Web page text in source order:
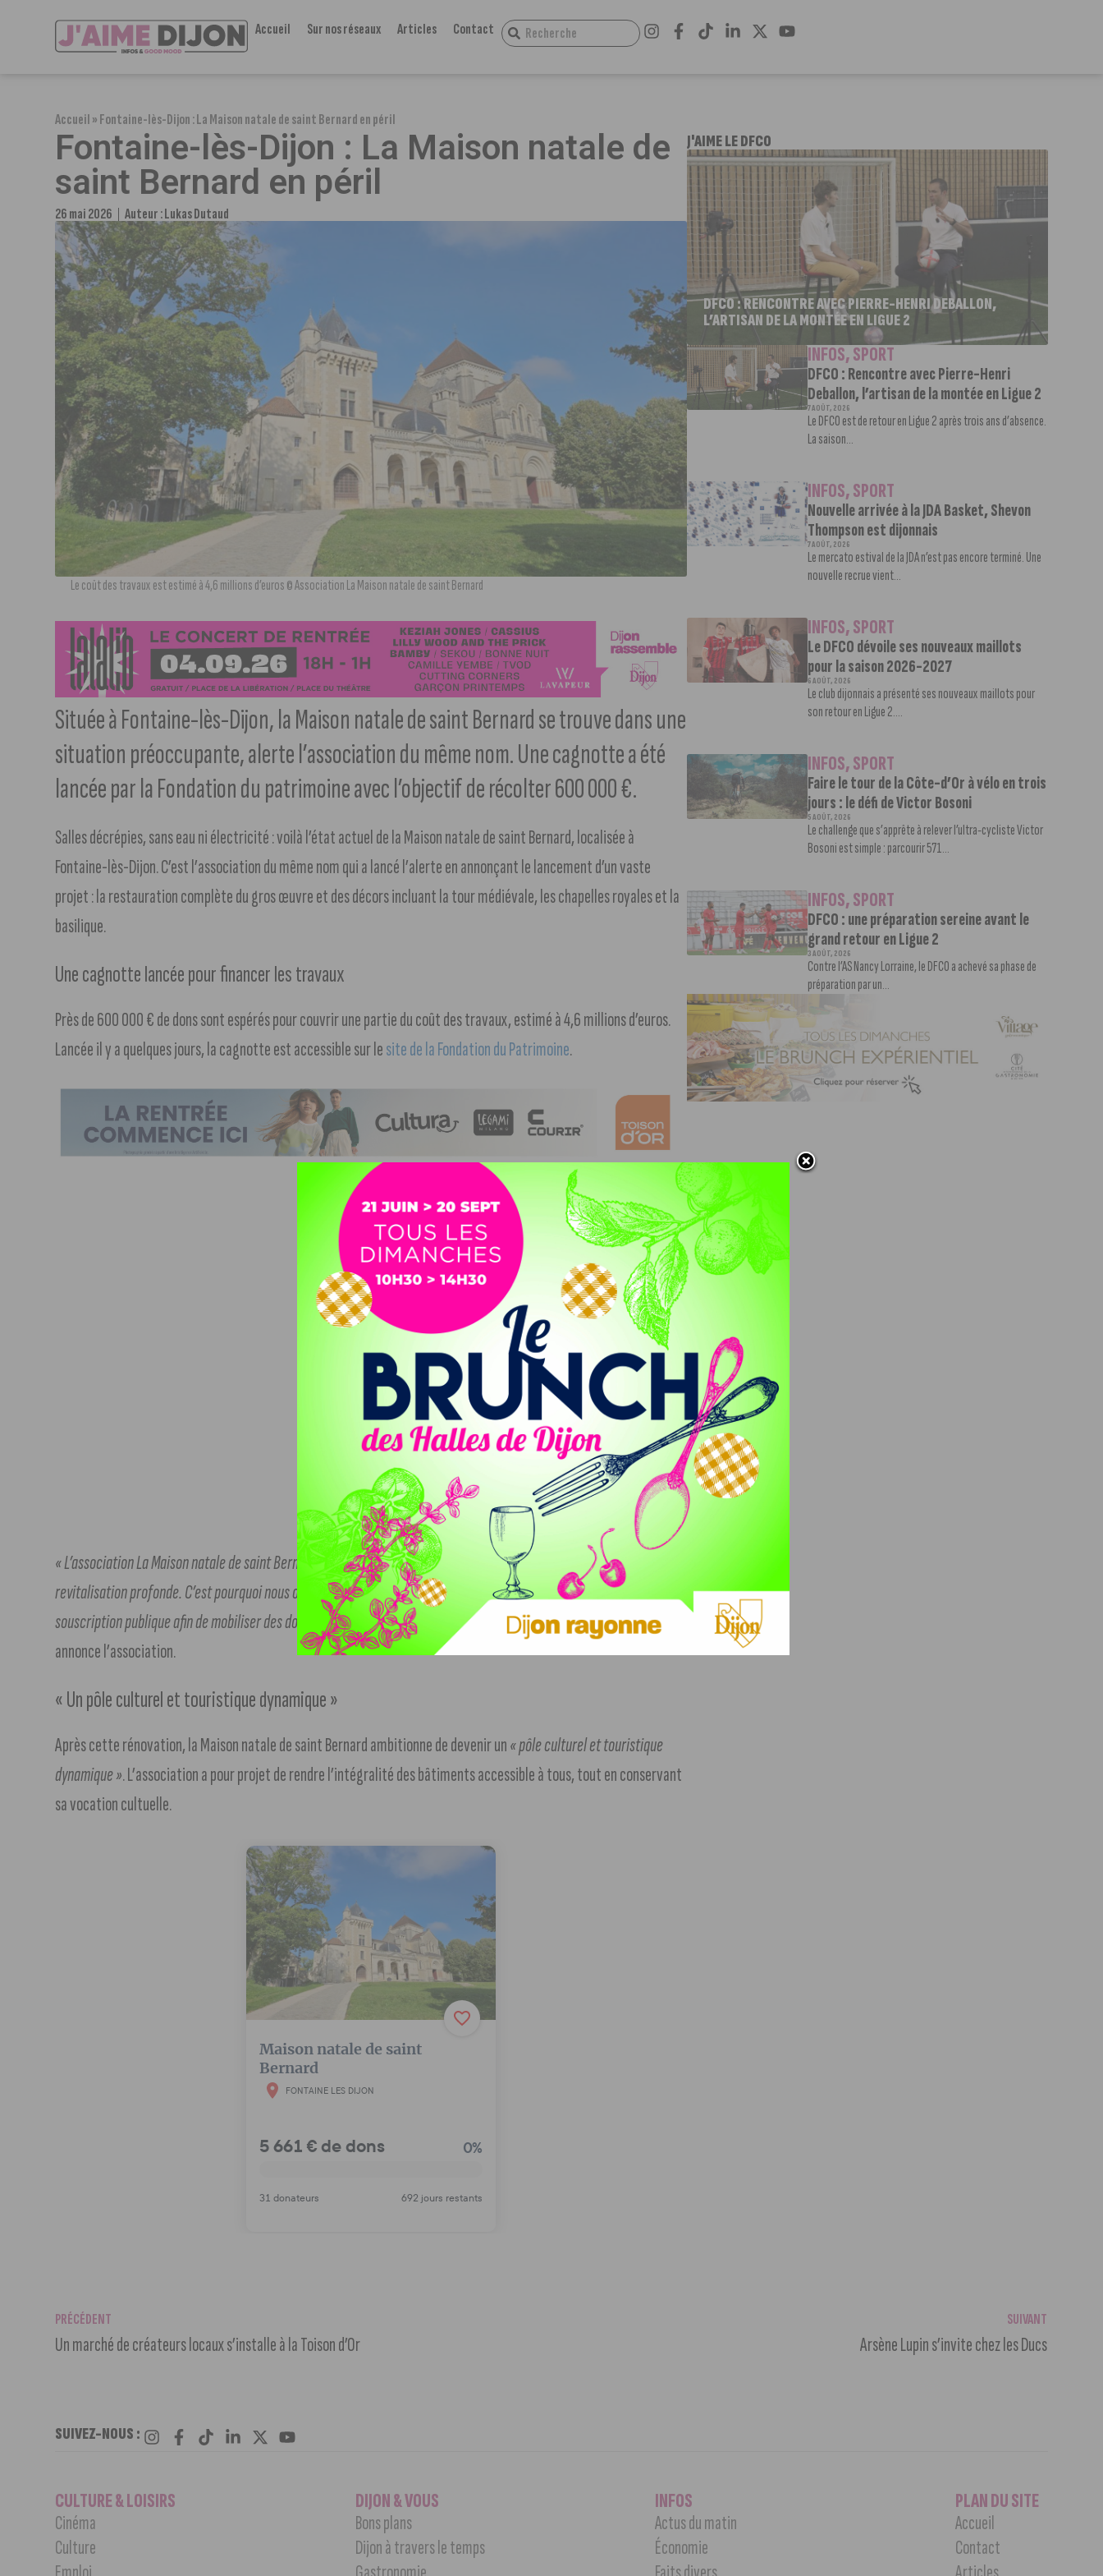
Accueil Sur nos réseaux Articles Contact
Accueil»Fontaine-lès-Dijon : La Maison natale de saint Bernard en péril
Fontaine-lès-Dijon : La Maison natale de
saint Bernard en péril
26 mai 2026 Auteur :Lukas Dutaud
Le coût des travaux est estimé à 4,6 millions d’euros © Association La Maison natale de saint Bernard
Située à Fontaine-lès-Dijon, la Maison natale de saint Bernard se trouve dans une
situation préoccupante, alerte l’association du même nom. Une cagnotte a été
lancée par la Fondation du patrimoine avec l’objectif de récolter 600 000 €.
Salles décrépies, sans eau ni électricité : voilà l’état actuel de la Maison natale de saint Bernard, localisée à
Fontaine-lès-Dijon. C’est l’association du même nom qui a lancé l’alerte en annonçant le lancement d’un vaste
projet : la restauration complète du gros œuvre et des décors incluant la tour médiévale, les chapelles royales et la
basilique.
Une cagnotte lancée pour financer les travaux
Près de 600 000 € de dons sont espérés pour couvrir une partie du coût des travaux, estimé à 4,6 millions d’euros.
Lancée il y a quelques jours, la cagnotte est accessible sur lesite de la Fondation du Patrimoine.
« L’association La Maison natale de saint Bernard et le diocèse de Dijon s’engagent dans une démarche de
revitalisation profonde. C’est pourquoi nous organisons, en partenariat avec la Fondation du patrimoine, une
souscription publique afin de mobiliser des dons en faveur de la restauration de la Maison natale de saint Bernard »,
annonce l’association.
« Un pôle culturel et touristique dynamique »
Après cette rénovation, la Maison natale de saint Bernard ambitionne de devenir un« pôle culturel et touristique
dynamique ». L’association a pour projet de rendre l’intégralité des bâtiments accessible à tous, tout en conservant
sa vocation cultuelle.
J'AIME LE DFCO
DFCO : RENCONTRE AVEC PIERRE-HENRI DEBALLON,
L’ARTISAN DE LA MONTÉE EN LIGUE 2
INFOS,SPORT
DFCO : Rencontre avec Pierre-Henri
Deballon, l’artisan de la montée en Ligue 2
7 AOÛT, 2026
Le DFCO est de retour en Ligue 2 après trois ans d’absence.
La saison...
INFOS,SPORT
Nouvelle arrivée à la JDA Basket, Shevon
Thompson est dijonnais
7 AOÛT, 2026
Le mercato estival de la JDA n’est pas encore terminé. Une
nouvelle recrue vient...
INFOS,SPORT
Le DFCO dévoile ses nouveaux maillots
pour la saison 2026-2027
6 AOÛT, 2026
Le club dijonnais a présenté ses nouveaux maillots pour
son retour en Ligue 2....
INFOS,SPORT
Faire le tour de la Côte-d’Or à vélo en trois
jours : le défi de Victor Bosoni
5 AOÛT, 2026
Le challenge que s’apprête à relever l’ultra-cycliste Victor
Bosoni est simple : parcourir 571...
INFOS,SPORT
DFCO : une préparation sereine avant le
grand retour en Ligue 2
3 AOÛT, 2026
Contre l’AS Nancy Lorraine, le DFCO a achevé sa phase de
préparation par un...
PRÉCÉDENT
Un marché de créateurs locaux s’installe à la Toison d’Or
SUIVANT
Arsène Lupin s’invite chez les Ducs
SUIVEZ-NOUS :
CULTURE & LOISIRS
Cinéma
Culture
DIJON & VOUS
Bons plans
Dijon à travers le temps
INFOS
Actus du matin
Économie
PLAN DU SITE
Accueil
Contact